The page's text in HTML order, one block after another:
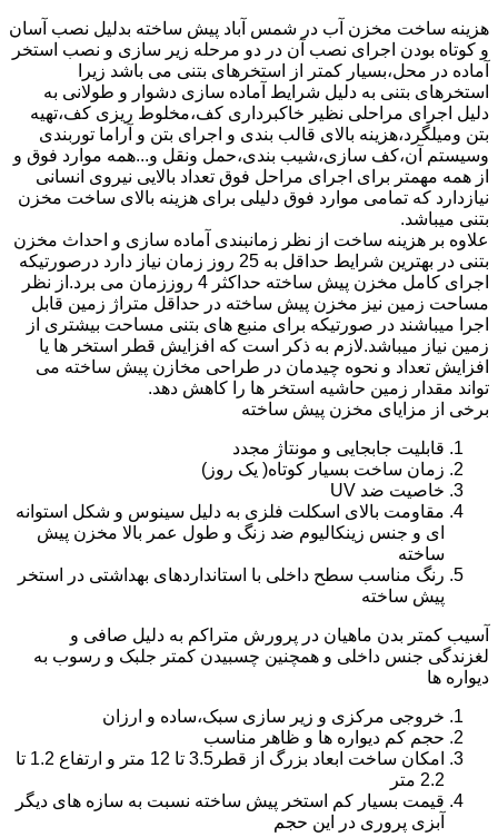
هزینه ساخت مخزن آب در شمس آباد پیش ساخته بدلیل نصب آسان
و کوتاه بودن اجرای نصب آن در دو مرحله زیر سازی و نصب استخر
آماده در محل،بسیار کمتر از استخرهای بتنی می باشد زیرا
استخرهای بتنی به دلیل شرایط آماده سازی دشوار و طولانی به
دلیل اجرای مراحلی نظیر خاکبرداری کف،مخلوط ریزی کف،تهیه
بتن ومیلگرد،هزینه بالای قالب بندی و اجرای بتن و آراما توربندی
وسیستم آن،کف سازی،شیب بندی،حمل ونقل و...همه موارد فوق و
از همه مهمتر برای اجرای مراحل فوق تعداد بالایی نیروی انسانی
نیازدارد که تمامی موارد فوق دلیلی برای هزینه بالای ساخت مخزن
بتنی میباشد.
علاوه بر هزینه ساخت از نظر زمانبندی آماده سازی و احداث مخزن
بتنی در بهترین شرایط حداقل به 25 روز زمان نیاز دارد درصورتیکه
اجرای کامل مخزن پیش ساخته حداکثر 4 روززمان می برد.از نظر
مساحت زمین نیز مخزن پیش ساخته در حداقل متراژ زمین قابل
اجرا میباشند در صورتیکه برای منبع های بتنی مساحت بیشتری از
زمین نیاز میباشد.لازم به ذکر است که افزایش قطر استخر ها یا
افزایش تعداد و نحوه چیدمان در طراحی مخازن پیش ساخته می
تواند مقدار زمین حاشیه استخر ها را کاهش دهد.
برخی از مزایای مخزن پیش ساخته
قابلیت جابجایی و مونتاژ مجدد
زمان ساخت بسیار کوتاه( یک روز)
خاصیت ضد UV
مقاومت بالای اسکلت فلزی به دلیل سینوس و شکل استوانه
ای و جنس زینکالیوم ضد زنگ و طول عمر بالا مخزن پیش
ساخته
رنگ مناسب سطح داخلی با استانداردهای بهداشتی در استخر
پیش ساخته
آسیب کمتر بدن ماهیان در پرورش متراکم به دلیل صافی و
لغزندگی جنس داخلی و همچنین چسبیدن کمتر جلبک و رسوب به
دیواره ها
خروجی مرکزی و زیر سازی سبک،ساده و ارزان
حجم کم دیواره ها و ظاهر مناسب
امکان ساخت ابعاد بزرگ از قطر3.5 تا 12 متر و ارتفاع 1.2 تا
2.2 متر
قیمت بسیار کم استخر پیش ساخته نسبت به سازه های دیگر
آبزی پروری در این حجم